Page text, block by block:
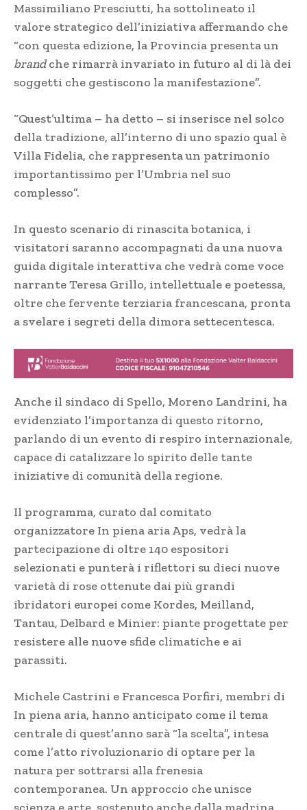
Massimiliano Presciutti, ha sottolineato il
valore strategico dell’iniziativa affermando che
“con questa edizione, la Provincia presenta un
brandche rimarrà invariato in futuro al di là dei
soggetti che gestiscono la manifestazione”.
“Quest’ultima – ha detto – si inserisce nel solco
della tradizione, all’interno di uno spazio qual è
Villa Fidelia, che rappresenta un patrimonio
importantissimo per l’Umbria nel suo
complesso”.
In questo scenario di rinascita botanica, i
visitatori saranno accompagnati da una nuova
guida digitale interattiva che vedrà come voce
narrante Teresa Grillo, intellettuale e poetessa,
oltre che fervente terziaria francescana, pronta
a svelare i segreti della dimora settecentesca.
Anche il sindaco di Spello, Moreno Landrini, ha
evidenziato l’importanza di questo ritorno,
parlando di un evento di respiro internazionale,
capace di catalizzare lo spirito delle tante
iniziative di comunità della regione.
Il programma, curato dal comitato
organizzatore In piena aria Aps, vedrà la
partecipazione di oltre 140 espositori
selezionati e punterà i riflettori su dieci nuove
varietà di rose ottenute dai più grandi
ibridatori europei come Kordes, Meilland,
Tantau, Delbard e Minier: piante progettate per
resistere alle nuove sfide climatiche e ai
parassiti.
Michele Castrini e Francesca Porfiri, membri di
In piena aria, hanno anticipato come il tema
centrale di quest’anno sarà “la scelta”, intesa
come l’atto rivoluzionario di optare per la
natura per sottrarsi alla frenesia
contemporanea. Un approccio che unisce